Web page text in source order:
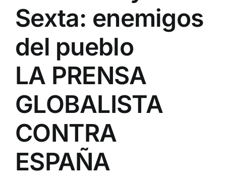
Sexta: enemigos
del pueblo
LA PRENSA
GLOBALISTA
CONTRA
ESPAÑA